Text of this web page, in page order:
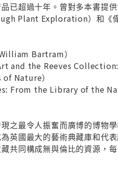
已超過十年。曾對多本書提
Plant Exploration）和《
Bartram）
and the Reeves
Nature）
From the Library of the
之最令人振奮而廣博的博物
英國最大的藝術典藏庫和代
共同構成無與倫比的資源，